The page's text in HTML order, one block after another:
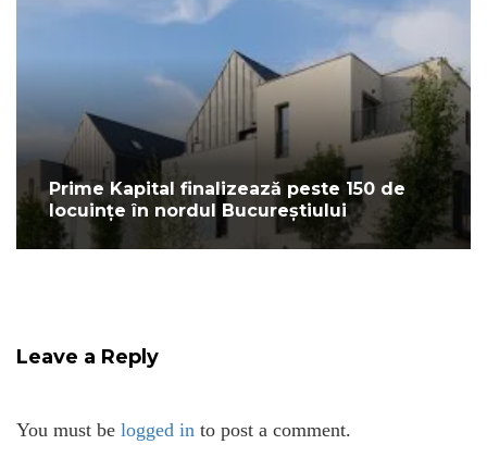
Prime Kapital finalizează peste 150 de
locuințe în nordul Bucureștiului
Leave a Reply
You must be logged in to post a comment.